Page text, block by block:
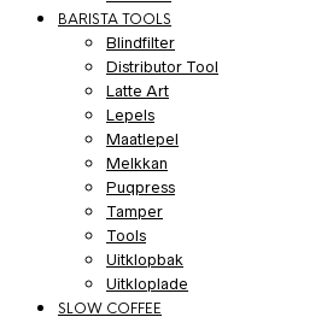
BARISTA TOOLS
Blindfilter
Distributor Tool
Latte Art
Lepels
Maatlepel
Melkkan
Puqpress
Tamper
Tools
Uitklopbak
Uitkloplade
SLOW COFFEE